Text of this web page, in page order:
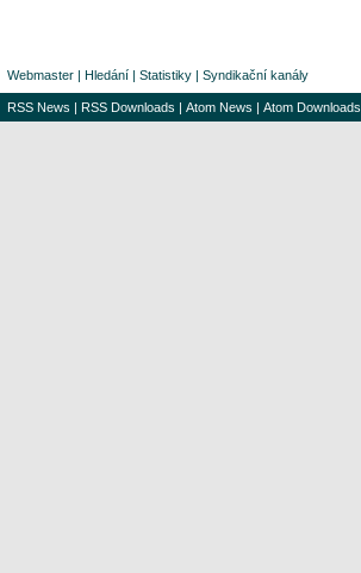
Webmaster | Hledání | Statistiky | Syndikační kanály
RSS News | RSS Downloads | Atom News | Atom Downloads